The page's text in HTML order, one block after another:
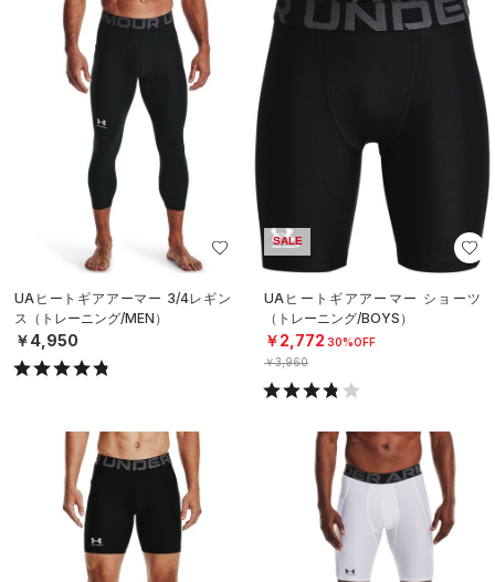
UAヒートギアアーマー 3/4レギン
ス（トレーニング/MEN）
￥4,950
SALE
UAヒートギアアーマー ショーツ
（トレーニング/BOYS）
￥2,772 30%OFF
￥3,960